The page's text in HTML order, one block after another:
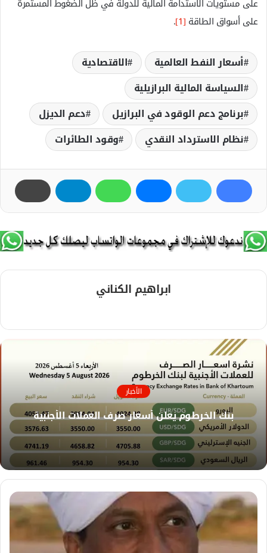
على مستويات الاستدامة المالية للدولة في ظل الضغوط المستمرة
على أسواق الطاقة [1]
.
أسعار النفط العالمية
الاقتصادية
السياسة المالية البرازيلية
برنامج دعم الوقود في البرازيل
دعم الديزل
نظام الاسترداد النقدي
وقود الطائرات
ابراهيم الكناني
ل
و
ي
ب
الأخبار
بنك الخرطوم يعلن أسعار صرف العملات الأجنبية